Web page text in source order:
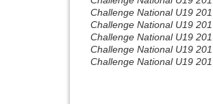
Challenge National U19
Challenge National U19
Challenge National U19
Challenge National U19
Challenge National U19